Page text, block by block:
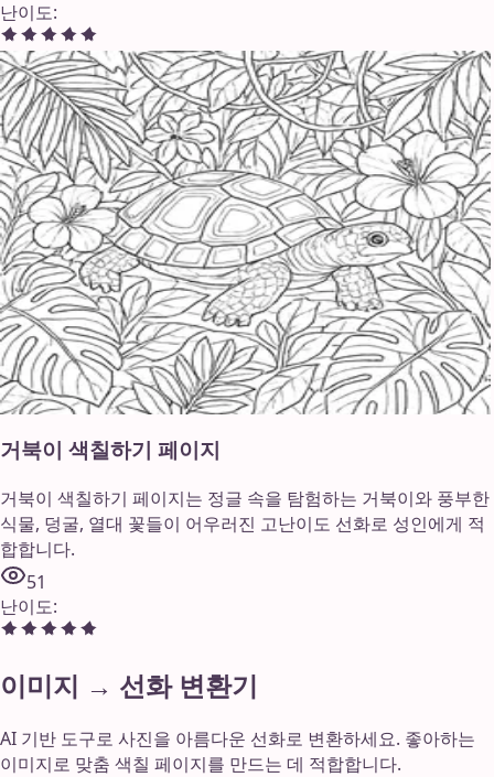
난이도:
거북이 색칠하기 페이지
거북이 색칠하기 페이지는 정글 속을 탐험하는 거북이와 풍부한
식물, 덩굴, 열대 꽃들이 어우러진 고난이도 선화로 성인에게 적
합합니다.
51
난이도:
이미지 → 선화 변환기
AI 기반 도구로 사진을 아름다운 선화로 변환하세요. 좋아하는
이미지로 맞춤 색칠 페이지를 만드는 데 적합합니다.